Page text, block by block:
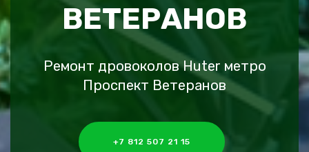
ВЕТЕРАНОВ
Ремонт дровоколов Huter метро
Проспект Ветеранов
+7 812 507 21 15